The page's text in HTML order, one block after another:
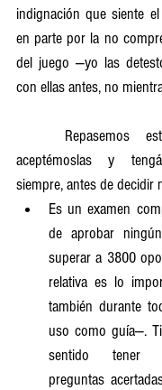
indignación que siente
en parte por la no
del juego —yo las
con ellas antes, no
aceptémoslas y
siempre, antes de decidir
Es un examen
de aprobar
superar a 3800
relativa es lo
también durante
uso como guía—.
sentido tener
preguntas